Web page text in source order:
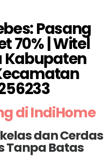
Pasang
70% | Witel
Kabupaten
di IndiHome
dan Cerdas
Tanpa Batas